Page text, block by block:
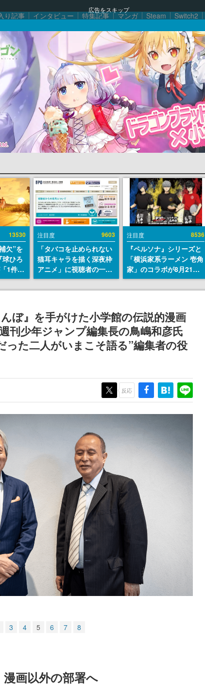
広告をスキップ
り記事 インタビュー 特集記事 マンガ Steam Switch2
13530
欠”を
球ひろ
1件」
トをも
応し
手から
注目度 9603
「タバコを止められない
猫耳キャラを描く深夜枠
アニメ」に視聴者の一部
から批判意見。違法薬物
の使用と思しき描写も含
す
注目度 8536
『ペルソナ』シリーズと
「横浜家系ラーメン 壱角
家」のコラボが8月21日
から開催。”はがくれ”風
とんこつラーメンや、お
ラーメンがラインナップ
ぼ』を手がけた小学館の伝説的漫画
刊少年ジャンプ編集長の鳥嶋和彦氏
た二人がいまこそ語る”編集者の役
反応
3 4 5 6 7 8
画以外の部署へ